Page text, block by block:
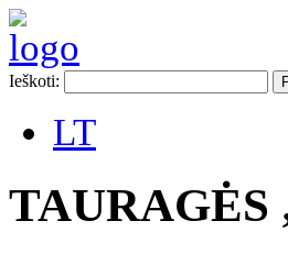
Ieškoti:
LT
TAURAGĖS